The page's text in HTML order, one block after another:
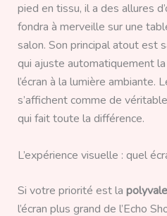
pied en tissu, il a des allures
fondra à merveille sur une
salon. Son principal atout est
qui ajuste automatiquement
l’écran à la lumière ambiante.
s’affichent comme de
qui fait toute la différence.
L’expérience visuelle : quel
Si votre priorité est la
l’écran plus grand de l’Echo